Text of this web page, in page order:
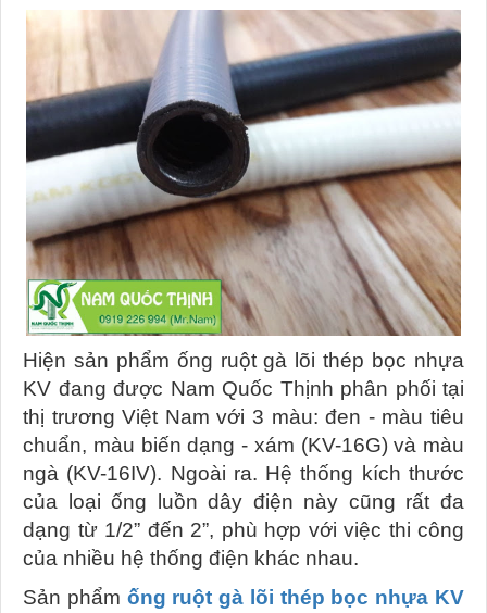
Hiện sản phẩm ống ruột gà lõi thép bọc nhựa
KV đang được Nam Quốc Thịnh phân phối tại
thị trương Việt Nam với 3 màu: đen - màu tiêu
chuẩn, màu biến dạng - xám (KV-16G) và màu
ngà (KV-16IV). Ngoài ra. Hệ thống kích thước
của loại ống luồn dây điện này cũng rất đa
dạng từ 1/2” đến 2”, phù hợp với việc thi công
của nhiều hệ thống điện khác nhau.
Sản phẩm ống ruột gà lõi thép bọc nhựa KV